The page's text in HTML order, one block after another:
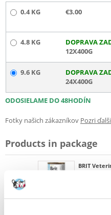
0.4 KG €3.00
4.8 KG
DOPRAVA
12X400G
9.6 KG
DOPRAVA
24X400G
ODOSIELAME DO 48HODÍN
Fotky našich zákazníkov Pozri
Products in package
24 x
BRIT